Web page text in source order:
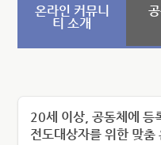
온라인 커뮤니
티 소개
20세 이상, 공동체에 등
전도대상자를 위한 맞춤